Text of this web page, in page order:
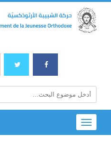
Toggle
navigation